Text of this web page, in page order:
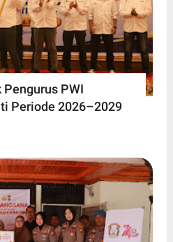
PWI
Periode 2026–2029